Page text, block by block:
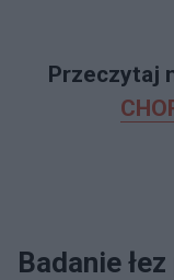
Przeczytaj
Badanie